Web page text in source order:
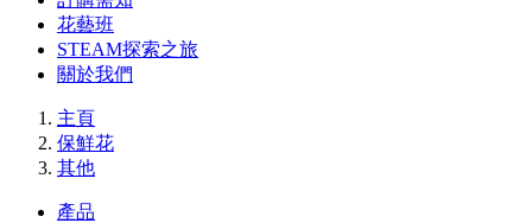
花藝班
STEAM探索之旅
關於我們
主頁
保鮮花
其他
產品